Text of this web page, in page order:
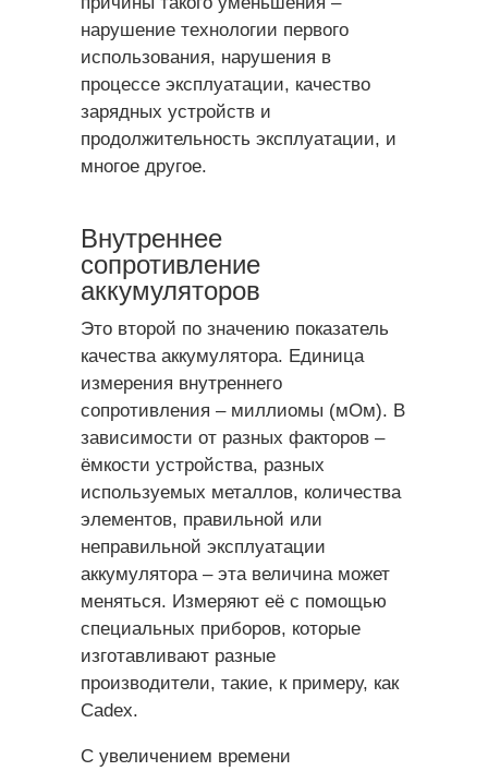
нарушение технологии первого
использования, нарушения в
процессе эксплуатации, качество
зарядных устройств и
продолжительность эксплуатации, и
многое другое.
Внутреннее
сопротивление
аккумуляторов
Это второй по значению показатель
качества аккумулятора. Единица
измерения внутреннего
сопротивления – миллиомы (мОм). В
зависимости от разных факторов –
ёмкости устройства, разных
используемых металлов, количества
элементов, правильной или
неправильной эксплуатации
аккумулятора – эта величина может
меняться. Измеряют её с помощью
специальных приборов, которые
изготавливают разные
производители, такие, к примеру, как
Cadex.
С увеличением времени